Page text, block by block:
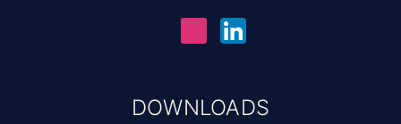
DOWNLOADS